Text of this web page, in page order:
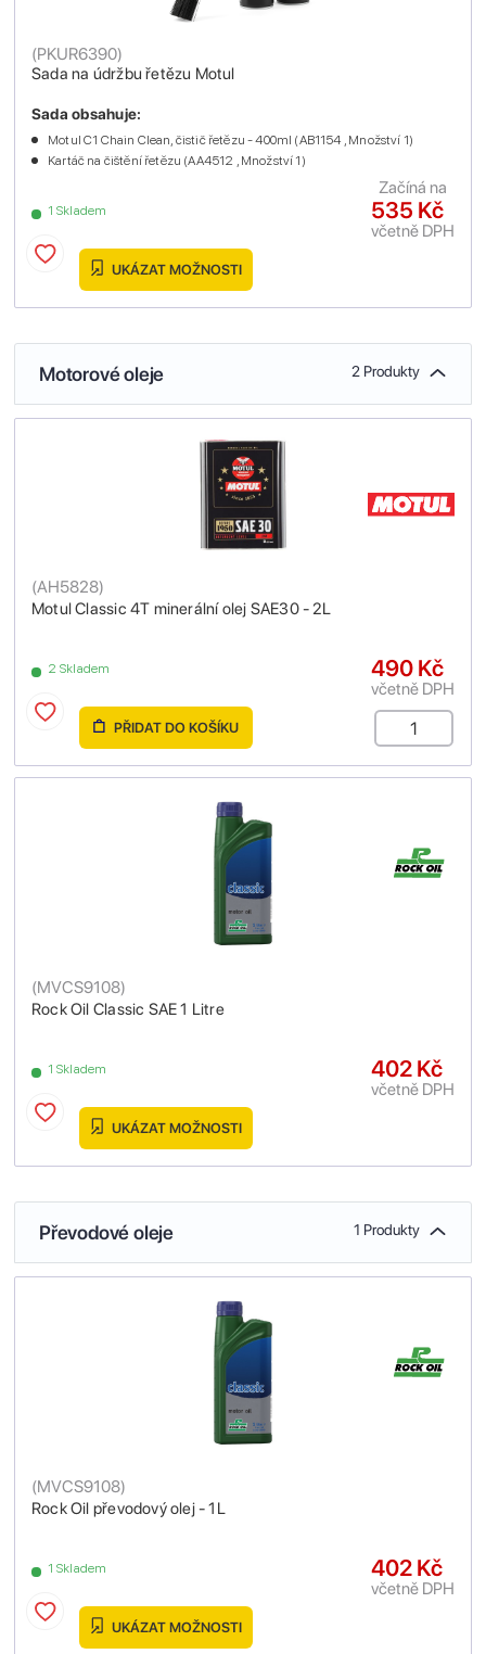
Sada na údržbu řetězu Motul
(PKUR6390)
1 Skladem
Sada obsahuje:
Motul C1 Chain Clean, čistič řetězu - 400ml (AB1154 , Množství 1)
Kartáč na čištění řetězu (AA4512 , Množství 1)
535 Kč
včetně DPH
Začíná na
UKÁZAT MOŽNOSTI
Motorové oleje 2 Produkty
Motul Classic 4T minerální olej SAE30 - 2L
(AH5828)
2 Skladem 490 Kč
včetně DPH
PŘIDAT DO KOŠÍKU
Rock Oil Classic SAE 1 Litre
(MVCS9108)
1 Skladem 402 Kč
včetně DPH
UKÁZAT MOŽNOSTI
Převodové oleje 1 Produkty
Rock Oil převodový olej - 1L
(MVCS9108)
1 Skladem 402 Kč
včetně DPH
UKÁZAT MOŽNOSTI